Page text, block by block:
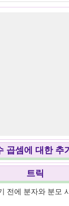
곱셈에 대한 추
트릭
전에 분자와 분모